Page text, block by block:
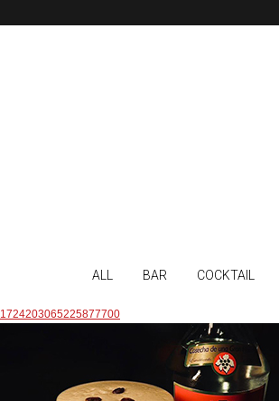
ALL BAR COCKTAIL
1724203065225877700